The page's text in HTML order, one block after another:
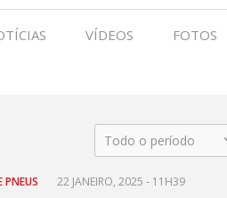
VÍDEOS FOTOS
Todo o período
PNEUS 22 JANEIRO, 2025 - 11H39